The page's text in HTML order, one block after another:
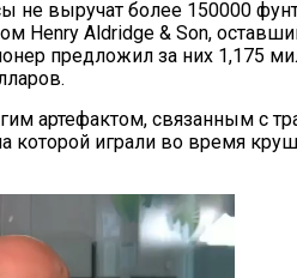
не выручат более 150000
Henry Aldridge & Son,
предложил за них 1,175
артефактом, связанным с
которой играли во время